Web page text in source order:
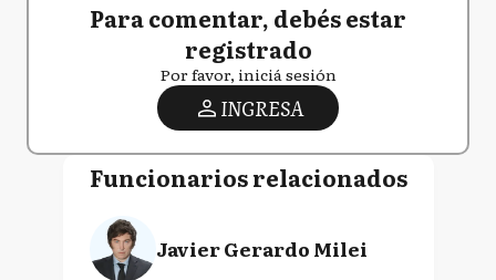
Para comentar, debés estar
registrado
Por favor, iniciá sesión
INGRESA
Funcionarios relacionados
Javier Gerardo Milei